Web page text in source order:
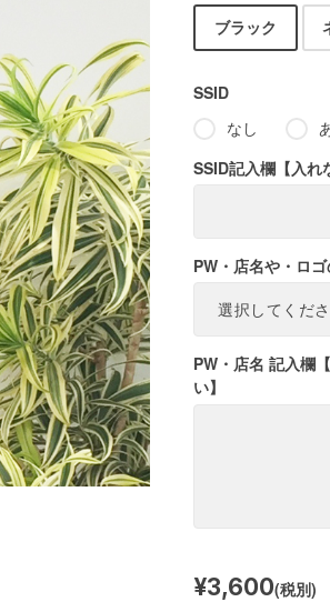
ブラック
SSID
なし
SSID記入欄【入れ
PW・店名や・ロ
PW・店名 記入欄
い】
¥3,600(税別)